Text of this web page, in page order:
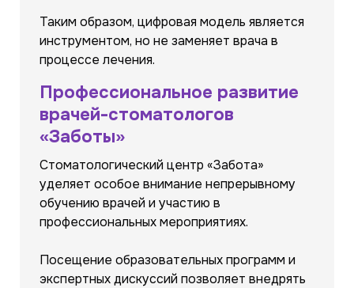
Таким образом, цифровая модель является
инструментом, но не заменяет врача в
процессе лечения.
Профессиональное развитие
врачей-стоматологов
«Заботы»
Стоматологический центр «Забота»
уделяет особое внимание непрерывному
обучению врачей и участию в
профессиональных мероприятиях.
Посещение образовательных программ и
экспертных дискуссий позволяет внедрять